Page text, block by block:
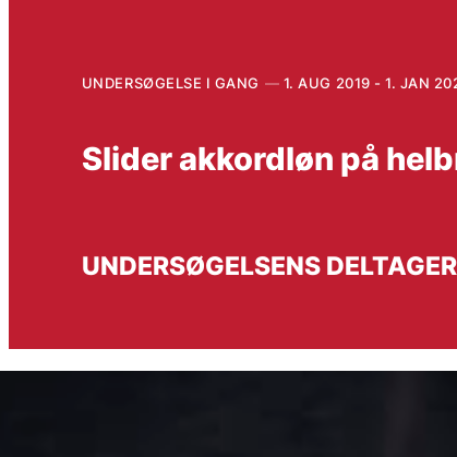
UNDERSØGELSE I GANG 1. AUG 2019 - 1. JAN
Slider akkordløn på
UNDERSØGELSENS